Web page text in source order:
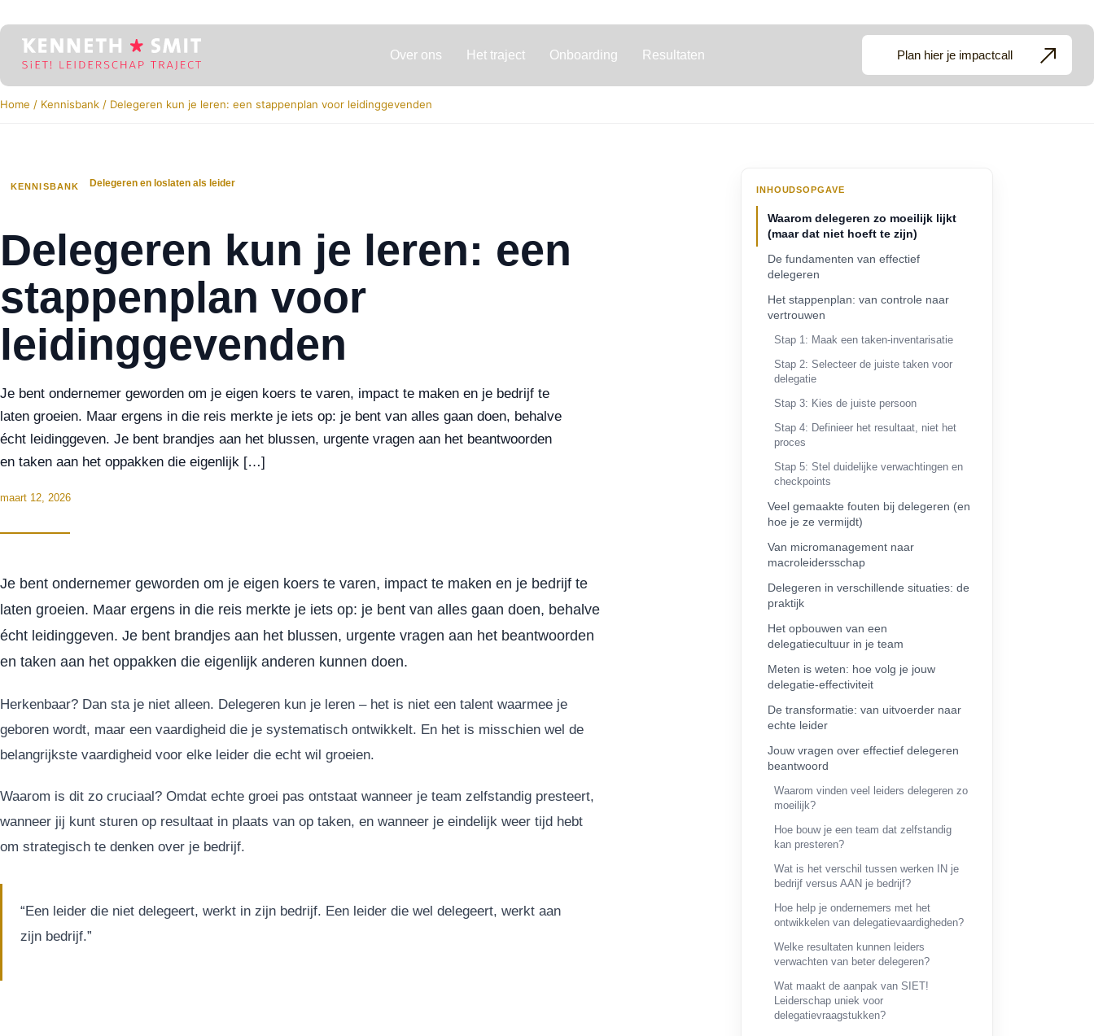
Over ons Het traject Onboarding Resultaten Plan hier je impactcall
Home / Kennisbank / Delegeren kun je leren: een stappenplan voor leidinggevenden
KENNISBANK Delegeren en loslaten als leider
Delegeren kun je leren: een
stappenplan voor
leidinggevenden
Je bent ondernemer geworden om je eigen koers te varen, impact te maken en je bedrijf te
laten groeien. Maar ergens in die reis merkte je iets op: je bent van alles gaan doen, behalve
écht leidinggeven. Je bent brandjes aan het blussen, urgente vragen aan het beantwoorden
en taken aan het oppakken die eigenlijk […]
maart 12, 2026
Je bent ondernemer geworden om je eigen koers te varen, impact te maken en je bedrijf te
laten groeien. Maar ergens in die reis merkte je iets op: je bent van alles gaan doen, behalve
écht leidinggeven. Je bent brandjes aan het blussen, urgente vragen aan het beantwoorden
en taken aan het oppakken die eigenlijk anderen kunnen doen.
Herkenbaar? Dan sta je niet alleen. Delegeren kun je leren – het is niet een talent waarmee je
geboren wordt, maar een vaardigheid die je systematisch ontwikkelt. En het is misschien wel de
belangrijkste vaardigheid voor elke leider die echt wil groeien.
Waarom is dit zo cruciaal? Omdat echte groei pas ontstaat wanneer je team zelfstandig presteert,
wanneer jij kunt sturen op resultaat in plaats van op taken, en wanneer je eindelijk weer tijd hebt
om strategisch te denken over je bedrijf.
“Een leider die niet delegeert, werkt in zijn bedrijf. Een leider die wel delegeert, werkt aan
zijn bedrijf.”
INHOUDSOPGAVE
Waarom delegeren zo moeilijk lijkt
(maar dat niet hoeft te zijn)
De fundamenten van effectief
delegeren
Het stappenplan: van controle naar
vertrouwen
Stap 1: Maak een taken-inventarisatie
Stap 2: Selecteer de juiste taken voor
delegatie
Stap 3: Kies de juiste persoon
Stap 4: Definieer het resultaat, niet het
proces
Stap 5: Stel duidelijke verwachtingen en
checkpoints
Veel gemaakte fouten bij delegeren (en
hoe je ze vermijdt)
Van micromanagement naar
macroleidersschap
Delegeren in verschillende situaties: de
praktijk
Het opbouwen van een
delegatiecultuur in je team
Meten is weten: hoe volg je jouw
delegatie-effectiviteit
De transformatie: van uitvoerder naar
echte leider
Jouw vragen over effectief delegeren
beantwoord
Waarom vinden veel leiders delegeren zo
moeilijk?
Hoe bouw je een team dat zelfstandig
kan presteren?
Wat is het verschil tussen werken IN je
bedrijf versus AAN je bedrijf?
Hoe help je ondernemers met het
ontwikkelen van delegatievaardigheden?
Welke resultaten kunnen leiders
verwachten van beter delegeren?
Wat maakt de aanpak van SIET!
Leiderschap uniek voor
delegatievraagstukken?